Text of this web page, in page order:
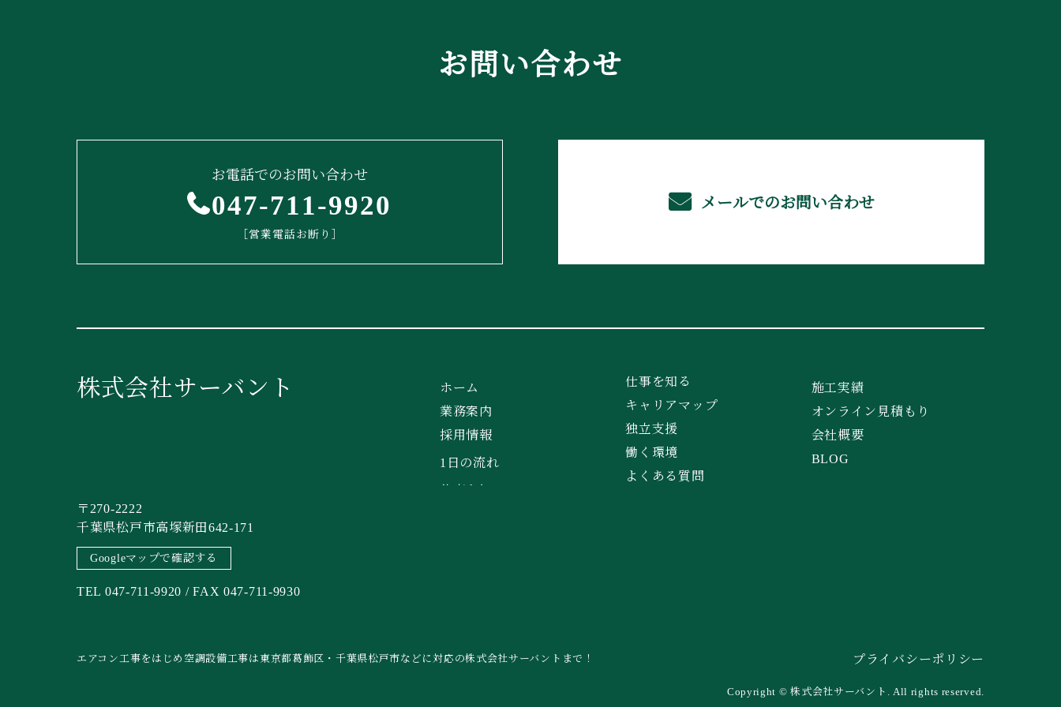
お問い合わせ
お電話でのお問い合わせ
047-711-9920
［営業電話お断り］
メールでのお問い合わせ
株式会社サーバント
ホーム
業務案内
採用情報
1日の流れ
仕事を知る
キャリアマップ
独立支援
働く環境
よくある質問
施工実績
オンライン見積もり
会社概要
BLOG
〒270-2222
千葉県松戸市高塚新田642-171
Googleマップで確認する
TEL 047-711-9920 / FAX 047-711-9930
エアコン工事をはじめ空調設備工事は東京都葛飾区・千葉県松戸市などに対応の株式会社サーバントまで！ プライバシーポリシー
Copyright © 株式会社サーバント. All rights reserved.